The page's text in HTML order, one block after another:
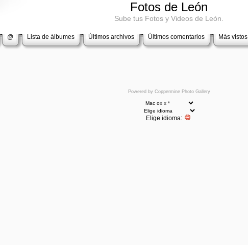
Fotos de León
Sube tus Fotos y Videos de León.
@ Lista de álbumes Últimos archivos Últimos comentarios Más vistos
Powered by Coppermine Photo Gallery
Elige idioma: